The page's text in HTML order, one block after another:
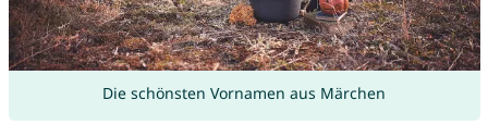
Die schönsten Vornamen aus Märchen